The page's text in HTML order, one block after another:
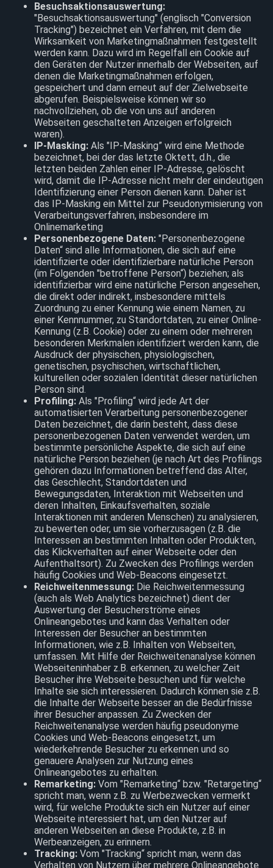
Besuchsaktionsauswertung:
"Besuchsaktionsauswertung" (englisch "Conversion
Tracking") bezeichnet ein Verfahren, mit dem die
Wirksamkeit von Marketingmaßnahmen festgestellt
werden kann. Dazu wird im Regelfall ein Cookie auf
den Geräten der Nutzer innerhalb der Webseiten, auf
denen die Marketingmaßnahmen erfolgen,
gespeichert und dann erneut auf der Zielwebseite
abgerufen. Beispielsweise können wir so
nachvollziehen, ob die von uns auf anderen
Webseiten geschalteten Anzeigen erfolgreich
waren).
IP-Masking: Als "IP-Masking” wird eine Methode
bezeichnet, bei der das letzte Oktett, d.h., die
letzten beiden Zahlen einer IP-Adresse, gelöscht
wird, damit die IP-Adresse nicht mehr der eindeutigen
Identifizierung einer Person dienen kann. Daher ist
das IP-Masking ein Mittel zur Pseudonymisierung von
Verarbeitungsverfahren, insbesondere im
Onlinemarketing
Personenbezogene Daten: "Personenbezogene
Daten“ sind alle Informationen, die sich auf eine
identifizierte oder identifizierbare natürliche Person
(im Folgenden "betroffene Person“) beziehen; als
identifizierbar wird eine natürliche Person angesehen,
die direkt oder indirekt, insbesondere mittels
Zuordnung zu einer Kennung wie einem Namen, zu
einer Kennnummer, zu Standortdaten, zu einer Online-
Kennung (z.B. Cookie) oder zu einem oder mehreren
besonderen Merkmalen identifiziert werden kann, die
Ausdruck der physischen, physiologischen,
genetischen, psychischen, wirtschaftlichen,
kulturellen oder sozialen Identität dieser natürlichen
Person sind.
Profiling: Als "Profiling“ wird jede Art der
automatisierten Verarbeitung personenbezogener
Daten bezeichnet, die darin besteht, dass diese
personenbezogenen Daten verwendet werden, um
bestimmte persönliche Aspekte, die sich auf eine
natürliche Person beziehen (je nach Art des Profilings
gehören dazu Informationen betreffend das Alter,
das Geschlecht, Standortdaten und
Bewegungsdaten, Interaktion mit Webseiten und
deren Inhalten, Einkaufsverhalten, soziale
Interaktionen mit anderen Menschen) zu analysieren,
zu bewerten oder, um sie vorherzusagen (z.B. die
Interessen an bestimmten Inhalten oder Produkten,
das Klickverhalten auf einer Webseite oder den
Aufenthaltsort). Zu Zwecken des Profilings werden
häufig Cookies und Web-Beacons eingesetzt.
Reichweitenmessung: Die Reichweitenmessung
(auch als Web Analytics bezeichnet) dient der
Auswertung der Besucherströme eines
Onlineangebotes und kann das Verhalten oder
Interessen der Besucher an bestimmten
Informationen, wie z.B. Inhalten von Webseiten,
umfassen. Mit Hilfe der Reichweitenanalyse können
Webseiteninhaber z.B. erkennen, zu welcher Zeit
Besucher ihre Webseite besuchen und für welche
Inhalte sie sich interessieren. Dadurch können sie z.B.
die Inhalte der Webseite besser an die Bedürfnisse
ihrer Besucher anpassen. Zu Zwecken der
Reichweitenanalyse werden häufig pseudonyme
Cookies und Web-Beacons eingesetzt, um
wiederkehrende Besucher zu erkennen und so
genauere Analysen zur Nutzung eines
Onlineangebotes zu erhalten.
Remarketing: Vom "Remarketing“ bzw. "Retargeting“
spricht man, wenn z.B. zu Werbezwecken vermerkt
wird, für welche Produkte sich ein Nutzer auf einer
Webseite interessiert hat, um den Nutzer auf
anderen Webseiten an diese Produkte, z.B. in
Werbeanzeigen, zu erinnern.
Tracking: Vom "Tracking“ spricht man, wenn das
Verhalten von Nutzern über mehrere Onlineangebote